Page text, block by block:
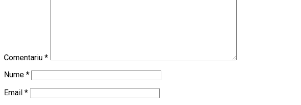
Comentariu *
Nume *
Email *